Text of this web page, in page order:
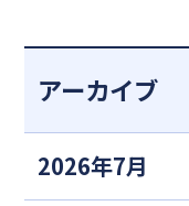
アーカイブ
2026年7月